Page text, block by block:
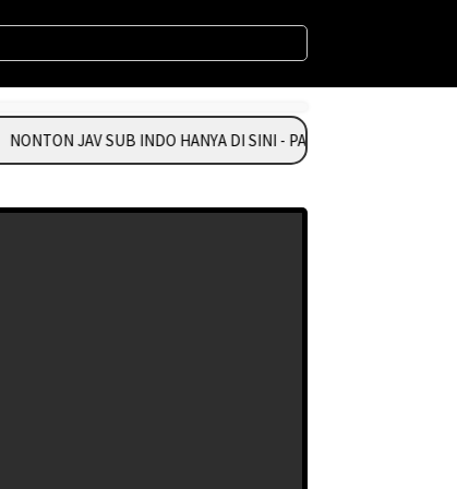
NONTON JAV SUB INDO HANYA DI SINI - PASANG IKLAN HUBUNGI